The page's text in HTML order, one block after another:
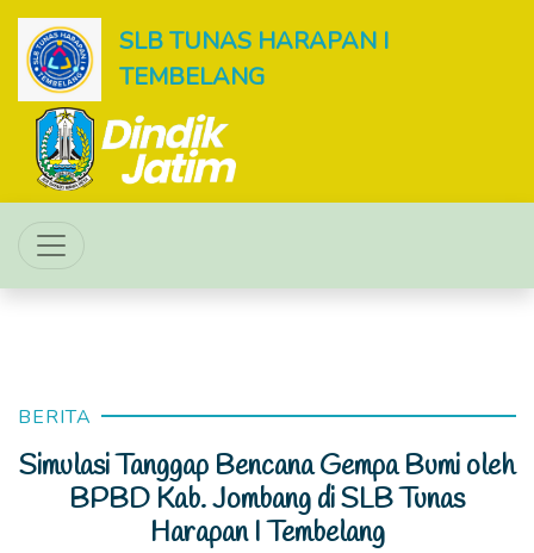
SLB TUNAS HARAPAN I
TEMBELANG
BERITA
Simulasi Tanggap Bencana Gempa Bumi oleh
BPBD Kab. Jombang di SLB Tunas
Harapan I Tembelang